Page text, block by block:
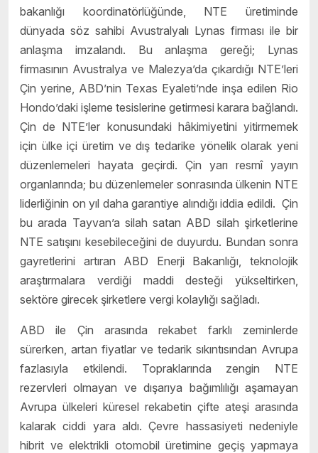
bakanlığı koordinatörlüğünde, NTE üretiminde
dünyada söz sahibi Avustralyalı Lynas firması ile bir
anlaşma imzalandı. Bu anlaşma gereği; Lynas
firmasının Avustralya ve Malezya’da çıkardığı NTE’leri
Çin yerine, ABD’nin Texas Eyaleti’nde inşa edilen Rio
Hondo’daki işleme tesislerine getirmesi karara bağlandı.
Çin de NTE’ler konusundaki hâkimiyetini yitirmemek
için ülke içi üretim ve dış tedarike yönelik olarak yeni
düzenlemeleri hayata geçirdi. Çin yarı resmî yayın
organlarında; bu düzenlemeler sonrasında ülkenin NTE
liderliğinin on yıl daha garantiye alındığı iddia edildi. Çin
bu arada Tayvan’a silah satan ABD silah şirketlerine
NTE satışını kesebileceğini de duyurdu. Bundan sonra
gayretlerini artıran ABD Enerji Bakanlığı, teknolojik
araştırmalara verdiği maddi desteği yükseltirken,
sektöre girecek şirketlere vergi kolaylığı sağladı.
ABD ile Çin arasında rekabet farklı zeminlerde
sürerken, artan fiyatlar ve tedarik sıkıntısından Avrupa
fazlasıyla etkilendi. Topraklarında zengin NTE
rezervleri olmayan ve dışarıya bağımlılığı aşamayan
Avrupa ülkeleri küresel rekabetin çifte ateşi arasında
kalarak ciddi yara aldı. Çevre hassasiyeti nedeniyle
hibrit ve elektrikli otomobil üretimine geçiş yapmaya